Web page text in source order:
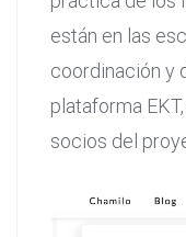
están en las
coordinación y
plataforma
socios del